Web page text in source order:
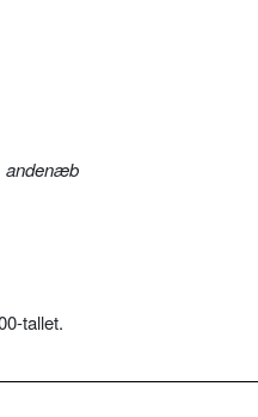
andenæb
tallet.